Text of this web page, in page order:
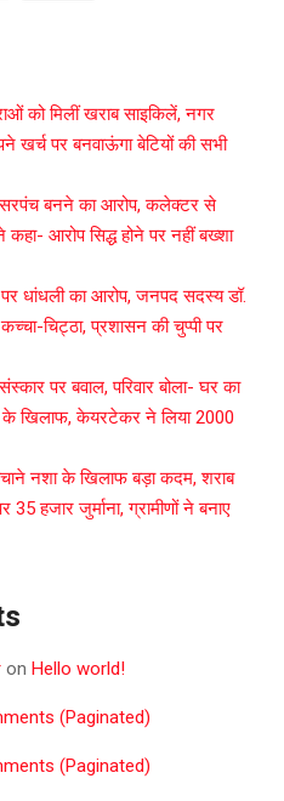
को मिलीं खराब साइकिलें, नगर
खर्च पर बनवाऊंगा बेटियों की सभी
सरपंच बनने का आरोप, कलेक्टर से
आरोप सिद्ध होने पर नहीं बख्शा
धांधली का आरोप, जनपद सदस्य डॉ.
चिट्ठा, प्रशासन की चुप्पी पर
पर बवाल, परिवार बोला- घर का
खिलाफ, केयरटेकर ने लिया 2000
नशा के खिलाफ बड़ा कदम, शराब
हजार जुर्माना, ग्रामीणों ने बनाए
on Hello world!
(Paginated)
(Paginated)